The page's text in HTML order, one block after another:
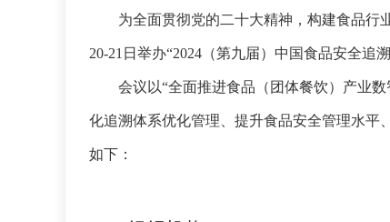
为全面贯彻党的二十大精神，构建食品行
20-21日举办“2024（第九届）中国食品安全追
会议以“全面推进食品（团体餐饮）产业
化追溯体系优化管理、提升食品安全管理水平
如下：